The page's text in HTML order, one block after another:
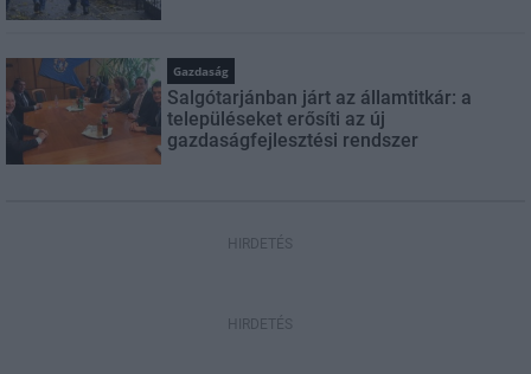
Gazdaság
Salgótarjánban járt az államtitkár: a
településeket erősíti az új
gazdaságfejlesztési rendszer
HIRDETÉS
HIRDETÉS